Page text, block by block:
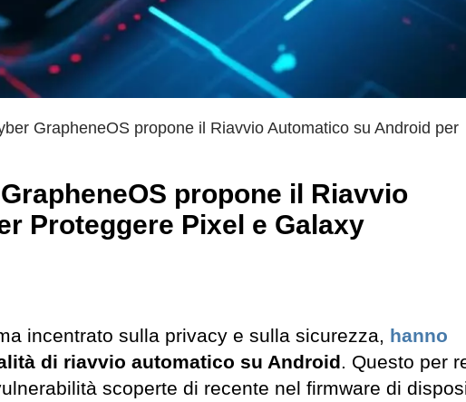
GrapheneOS propone il Riavvio Automatico su Android per
propone il Riavvio
Proteggere Pixel e Galaxy
incentrato sulla privacy e sulla sicurezza, hanno
di riavvio automatico su Android. Questo per
scoperte di recente nel firmware di